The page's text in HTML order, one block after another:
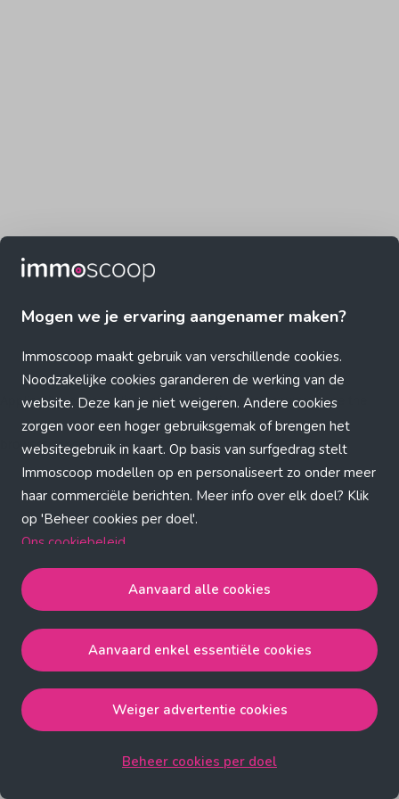
Mogen we je ervaring aangenamer maken?
Immoscoop maakt gebruik van verschillende cookies.
Noodzakelijke cookies garanderen de werking van de
website. Deze kan je niet weigeren. Andere cookies
zorgen voor een hoger gebruiksgemak of brengen het
websitegebruik in kaart. Op basis van surfgedrag stelt
Immoscoop modellen op en personaliseert zo onder meer
haar commerciële berichten. Meer info over elk doel? Klik
op 'Beheer cookies per doel'.
Ons cookiebeleid
Aanvaard alle cookiesgaat akkoord met de strict
noodzakelijke, analytische, functionele en advertentie
cookies.
de strict noodzakelijke cookies.
Weiger advertentie cookiesgaat akkoord met de strict
Aanvaard alle cookies
Aanvaard enkel essentiële cookies
Weiger advertentie cookies
Beheer cookies per doel
Application error: a client-side exception has occurred (see the
browser console for more information)